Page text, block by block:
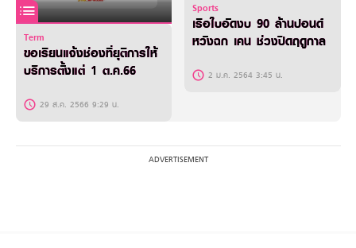
Term
ขอเรียนแจ้งช่องที่ยุติการให้
บริการตั้งแต่ 1 ต.ค.66
29 ส.ค. 2566 9:29 น.
Sports
เรือใบอัดงบ 90 ล้านปอนด์
หวังฉก เคน ช่วงปิดฤดูกาล
2 ม.ค. 2564 3:45 น.